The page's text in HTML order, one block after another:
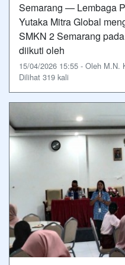
Semarang — Lembaga
Yutaka Mitra Global
SMKN 2 Semarang
diikuti oleh
15/04/2026 15:55 - Oleh
Dilihat 319 kali